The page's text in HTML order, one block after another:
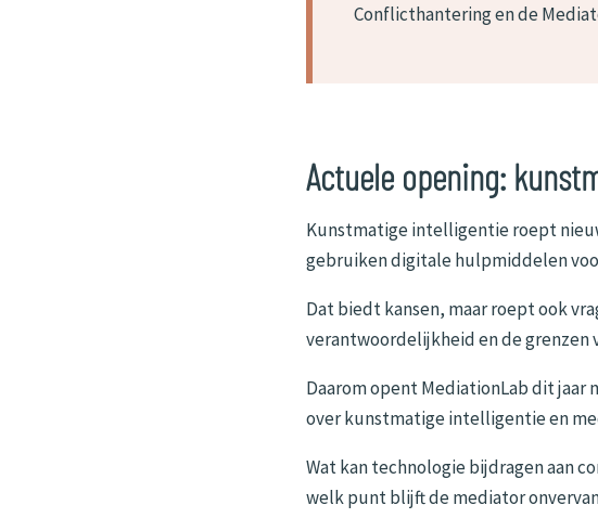
Conflicthantering en de
Actuele opening:
Kunstmatige intelligentie roept
gebruiken digitale hulpmiddelen
Dat biedt kansen, maar roept ook
verantwoordelijkheid en de grenzen
Daarom opent MediationLab dit jaar
over kunstmatige intelligentie en
Wat kan technologie bijdragen aan
welk punt blijft de mediator